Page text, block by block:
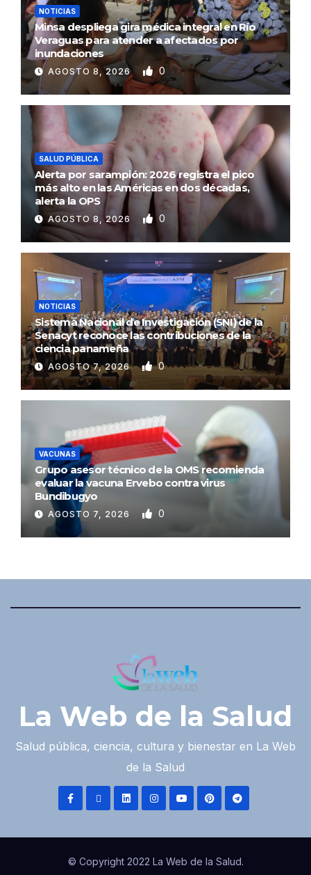
NOTICIAS
Minsa despliega gira médica integral en Río
Veraguas para atender a afectados por
inundaciones
AGOSTO 8, 2026 0
SALUD PÚBLICA
Alerta por sarampión: 2026 registra el pico
más alto en las Américas en dos décadas,
alerta la OPS
AGOSTO 8, 2026 0
NOTICIAS
Sistema Nacional de Investigación (SNI) de la
Senacyt reconoce las contribuciones de la
ciencia panameña
AGOSTO 7, 2026 0
VACUNAS
Grupo asesor técnico de la OMS recomienda
evaluar la vacuna Ervebo contra virus
Bundibugyo
AGOSTO 7, 2026 0
La Web de la Salud
Salud pública, ciencia, cultura y bienestar en La Web
de la Salud
© Copyright 2022 La Web de la Salud.